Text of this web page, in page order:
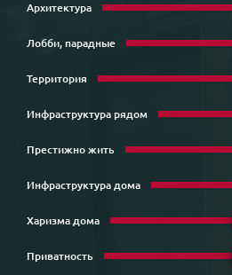
Архитектура
Лобби, парадные
Территория
Инфраструктура рядом
Престижно жить
Инфраструктура дома
Харизма дома
Приватность